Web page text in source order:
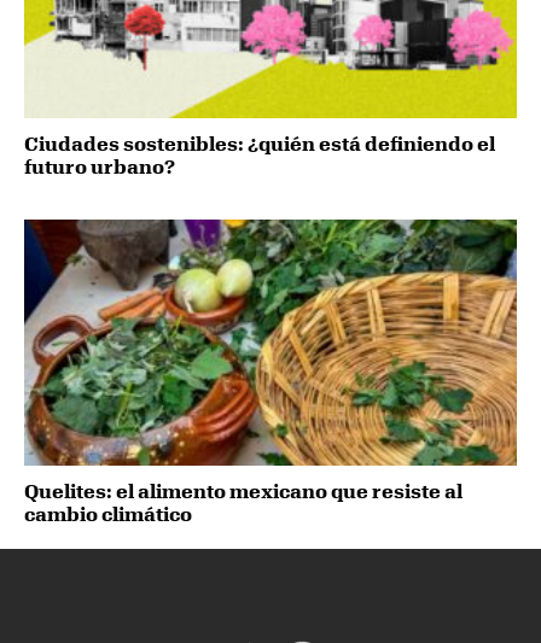
Ciudades sostenibles: ¿quién está definiendo el
futuro urbano?
Quelites: el alimento mexicano que resiste al
cambio climático